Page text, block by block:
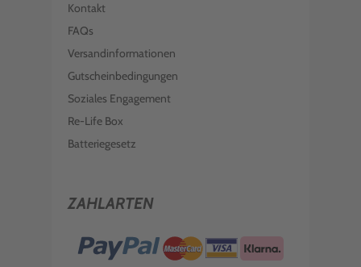
Kontakt
FAQs
Versandinformationen
Gutscheinbedingungen
Soziales Engagement
Re-Life Box
Batteriegesetz
ZAHLARTEN